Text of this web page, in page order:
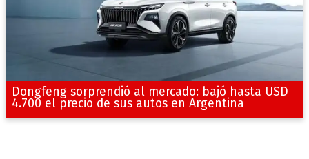
Dongfeng sorprendió al mercado: bajó hasta USD
4.700 el precio de sus autos en Argentina